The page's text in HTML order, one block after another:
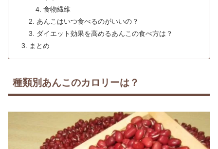
食物繊維
あんこはいつ食べるのがいいの？
ダイエット効果を高めるあんこの食べ方は？
まとめ
種類別あんこのカロリーは？